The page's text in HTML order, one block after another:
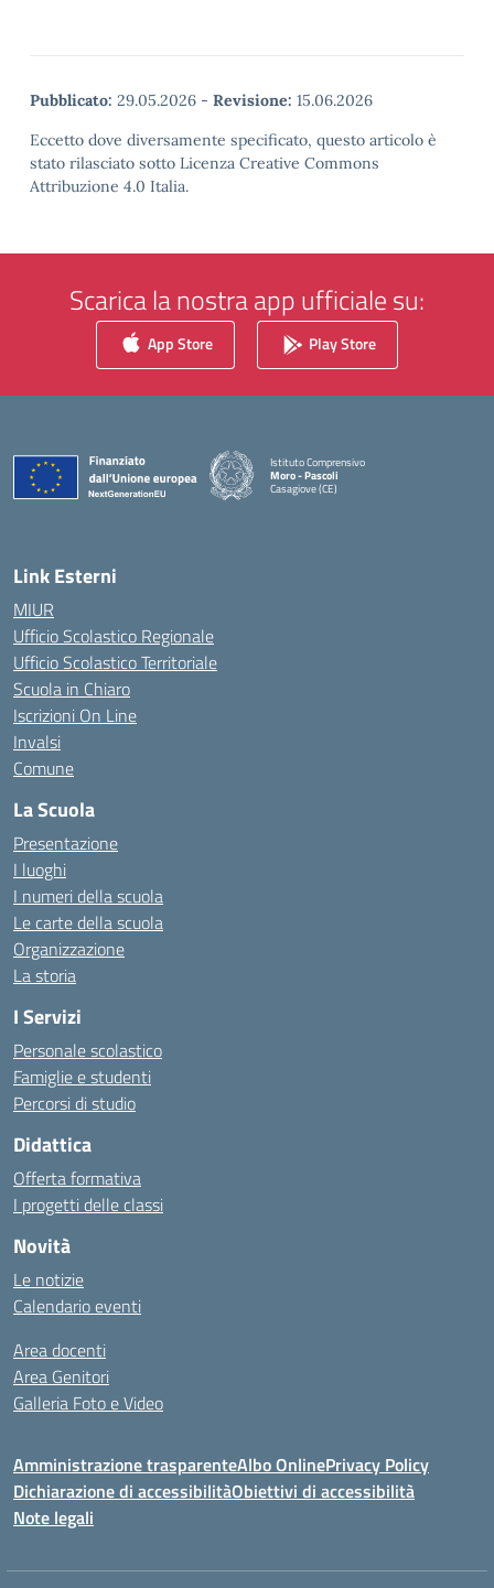
Pubblicato: 29.05.2026 - Revisione: 15.06.2026
Eccetto dove diversamente specificato, questo articolo è
stato rilasciato sotto Licenza Creative Commons
Attribuzione 4.0 Italia.
Scarica la nostra app ufficiale su:
App Store Play Store
Istituto Comprensivo
Moro - Pascoli
Casagiove (CE)
— Visita la pagina iniziale della scuola
Link Esterni
MIUR
Ufficio Scolastico Regionale
Ufficio Scolastico Territoriale
Scuola in Chiaro
Iscrizioni On Line
Invalsi
Comune
La Scuola
Presentazione
I luoghi
I numeri della scuola
Le carte della scuola
Organizzazione
La storia
I Servizi
Personale scolastico
Famiglie e studenti
Percorsi di studio
Didattica
Offerta formativa
I progetti delle classi
Novità
Le notizie
Calendario eventi
Area docenti
Area Genitori
Galleria Foto e Video
Amministrazione trasparenteAlbo OnlinePrivacy Policy
Dichiarazione di accessibilitàObiettivi di accessibilità
Note legali